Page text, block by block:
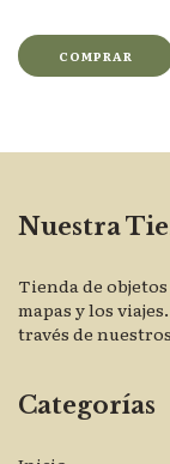
COMPRAR
Nuestra
Tienda de
mapas y los
través de
Categorías